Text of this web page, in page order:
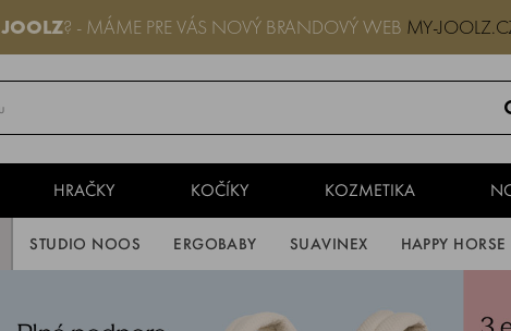
JOOLZ? - MÁME PRE VÁS NOVÝ BRANDOVÝ WEB MY-
HRAČKY KOČÍKY KOZMETIKA
STUDIO NOOS ERGOBABY SUAVINEX HAPPY HORSE